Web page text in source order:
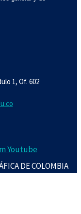
1, Of. 602
Youtube
DE COLOMBIA